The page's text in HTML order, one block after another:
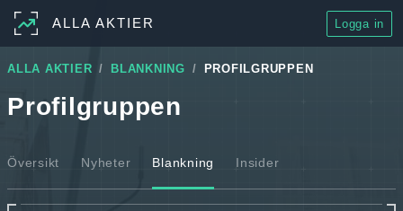
ALLA AKTIER Logga in
ALLA AKTIER BLANKNING PROFILGRUPPEN
Profilgruppen
Översikt Nyheter Blankning Insider